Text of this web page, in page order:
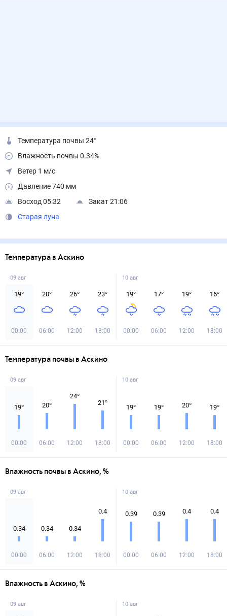
Температура почвы 24°
Влажность почвы 0.34%
Ветер 1 м/с
Давление 740 мм
Восход 05:32
Закат 21:06
Старая луна
Температура в Аскино
09 авг
19°
00:00
20°
06:00
26°
12:00
23°
18:00
10 авг
19°
00:00
17°
06:00
19°
12:00
16°
18:00
Температура почвы в Аскино
09 авг
19°
00:00
20°
06:00
24°
12:00
21°
18:00
10 авг
19°
00:00
19°
06:00
20°
12:00
19°
18:00
Влажность почвы в Аскино, %
09 авг
0.34
00:00
0.34
06:00
0.34
12:00
0.4
18:00
10 авг
0.39
00:00
0.39
06:00
0.4
12:00
0.4
18:00
Влажность в Аскино, %
09 авг 10 авг